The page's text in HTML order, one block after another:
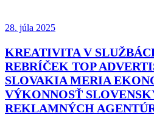
28. júla 2025
KREATIVITA V
REBRÍČEK TOP
SLOVAKIA MERIA
VÝKONNOSŤ
REKLAMNÝCH